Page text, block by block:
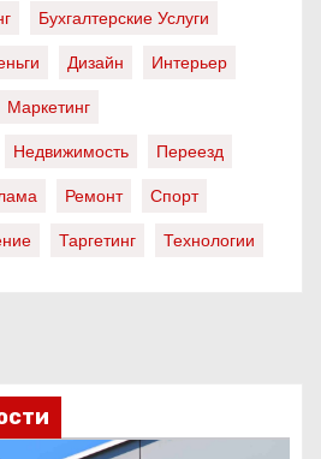
Бухгалтерские Услуги
Дизайн
Интерьер
Маркетинг
Недвижимость
Переезд
Ремонт
Спорт
Таргетинг Технологии